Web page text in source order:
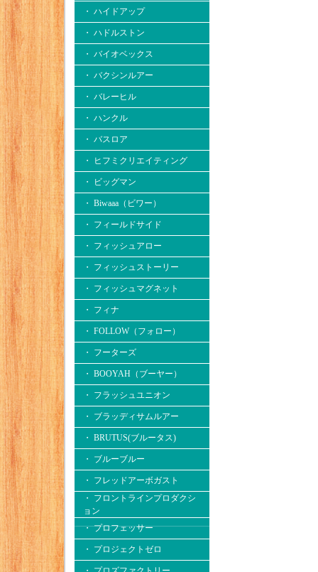
・ ハイドアップ
・ ハドルストン
・ バイオベックス
・ バクシンルアー
・ バレーヒル
・ ハンクル
・ バスロア
・ ヒフミクリエイティング
・ ビッグマン
・ Biwaaa（ビワー）
・ フィールドサイド
・ フィッシュアロー
・ フィッシュストーリー
・ フィッシュマグネット
・ フィナ
・ FOLLOW（フォロー）
・ フーターズ
・ BOOYAH（ブーヤー）
・ フラッシュユニオン
・ ブラッディサムルアー
・ BRUTUS(ブルータス)
・ ブルーブルー
・ フレッドアーボガスト
・ フロントラインプロダクシ
ョン
・ プロフェッサー
・ プロジェクトゼロ